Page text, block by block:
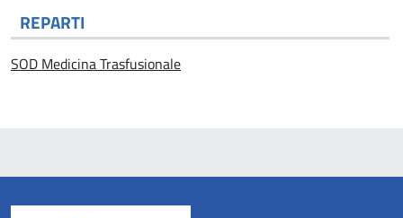
REPARTI
SOD Medicina Trasfusionale